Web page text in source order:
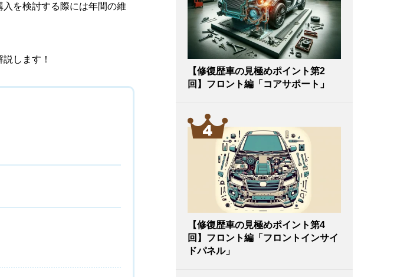
を検討する際には年間の維
します！
【修復歴車の見極めポイント第2
回】フロント編「コアサポート」
【修復歴車の見極めポイント第4
回】フロント編「フロントインサイ
ドパネル」